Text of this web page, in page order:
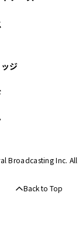
ジ
Broadcasting Inc. All
Back to Top